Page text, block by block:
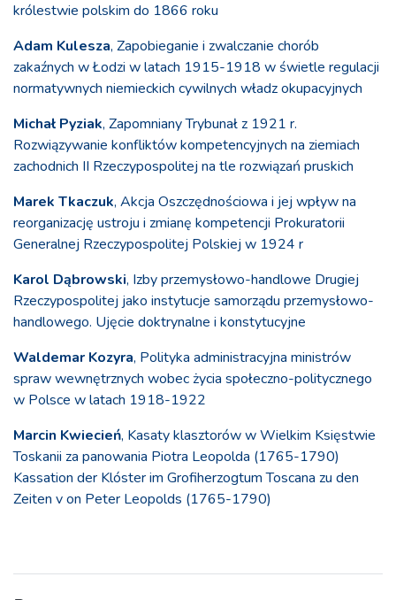
królestwie polskim do 1866 roku
Adam Kulesza, Zapobieganie i zwalczanie chorób
zakaźnych w Łodzi w latach 1915-1918 w świetle regulacji
normatywnych niemieckich cywilnych władz okupacyjnych
Michał Pyziak, Zapomniany Trybunał z 1921 r.
Rozwiązywanie konfliktów kompetencyjnych na ziemiach
zachodnich II Rzeczypospolitej na tle rozwiązań pruskich
Marek Tkaczuk, Akcja Oszczędnościowa i jej wpływ na
reorganizację ustroju i zmianę kompetencji Prokuratorii
Generalnej Rzeczypospolitej Polskiej w 1924 r
Karol Dąbrowski, Izby przemysłowo-handlowe Drugiej
Rzeczypospolitej jako instytucje samorządu przemysłowo-
handlowego. Ujęcie doktrynalne i konstytucyjne
Waldemar Kozyra, Polityka administracyjna ministrów
spraw wewnętrznych wobec życia społeczno-politycznego
w Polsce w latach 1918-1922
Marcin Kwiecień, Kasaty klasztorów w Wielkim Księstwie
Toskanii za panowania Piotra Leopolda (1765-1790)
Kassation der Klóster im Grofiherzogtum Toscana zu den
Zeiten v on Peter Leopolds (1765-1790)